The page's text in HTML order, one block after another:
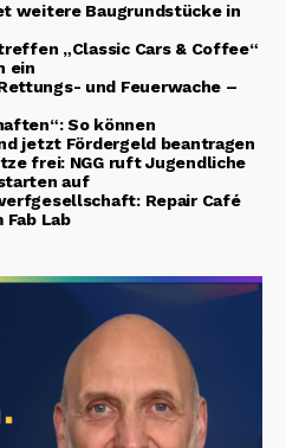
weitere Baugrundstücke in
„Classic Cars & Coffee“
ein
und Feuerwache –
So können
jetzt Fördergeld beantragen
frei: NGG ruft Jugendliche
auf
Repair Café
Lab